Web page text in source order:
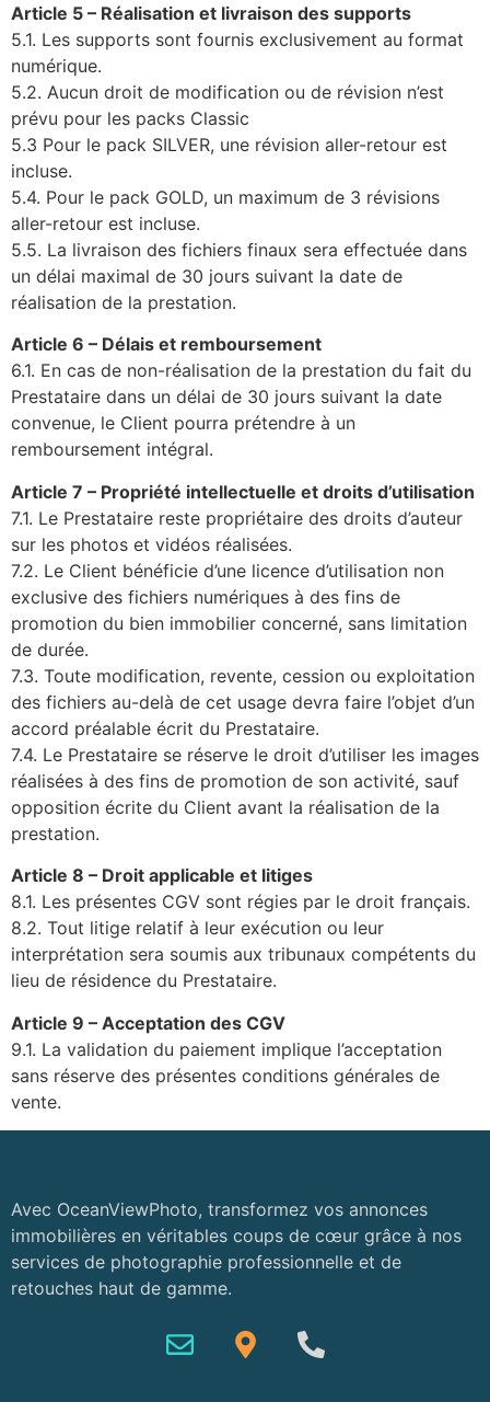
Article 5 – Réalisation et livraison des supports
5.1. Les supports sont fournis exclusivement au format
numérique.
5.2. Aucun droit de modification ou de révision n’est
prévu pour les packs Classic
5.3 Pour le pack SILVER, une révision aller-retour est
incluse.
5.4. Pour le pack GOLD, un maximum de 3 révisions
aller-retour est incluse.
5.5. La livraison des fichiers finaux sera effectuée dans
un délai maximal de 30 jours suivant la date de
réalisation de la prestation.
Article 6 – Délais et remboursement
6.1. En cas de non-réalisation de la prestation du fait du
Prestataire dans un délai de 30 jours suivant la date
convenue, le Client pourra prétendre à un
remboursement intégral.
Article 7 – Propriété intellectuelle et droits d’utilisation
7.1. Le Prestataire reste propriétaire des droits d’auteur
sur les photos et vidéos réalisées.
7.2. Le Client bénéficie d’une licence d’utilisation non
exclusive des fichiers numériques à des fins de
promotion du bien immobilier concerné, sans limitation
de durée.
7.3. Toute modification, revente, cession ou exploitation
des fichiers au-delà de cet usage devra faire l’objet d’un
accord préalable écrit du Prestataire.
7.4. Le Prestataire se réserve le droit d’utiliser les images
réalisées à des fins de promotion de son activité, sauf
opposition écrite du Client avant la réalisation de la
prestation.
Article 8 – Droit applicable et litiges
8.1. Les présentes CGV sont régies par le droit français.
8.2. Tout litige relatif à leur exécution ou leur
interprétation sera soumis aux tribunaux compétents du
lieu de résidence du Prestataire.
Article 9 – Acceptation des CGV
9.1. La validation du paiement implique l’acceptation
sans réserve des présentes conditions générales de
vente.
Avec OceanViewPhoto, transformez vos annonces
immobilières en véritables coups de cœur grâce à nos
services de photographie professionnelle et de
retouches haut de gamme.